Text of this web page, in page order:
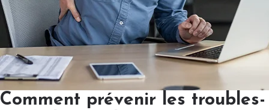
Comment prévenir les troubles-